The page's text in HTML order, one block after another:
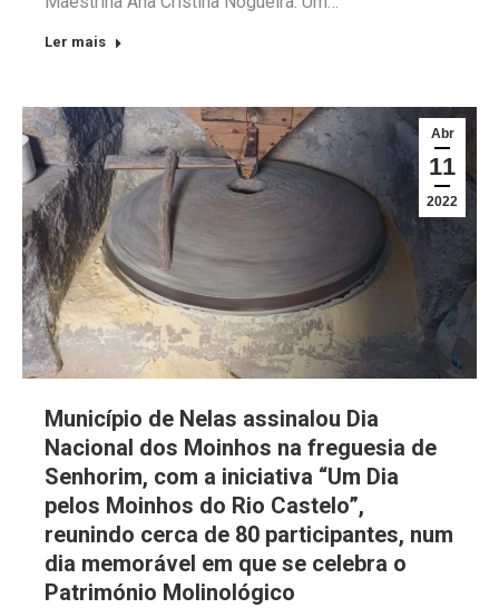
Ler mais
Abr
11
2022
Município de Nelas assinalou Dia
Nacional dos Moinhos na freguesia de
Senhorim, com a iniciativa “Um Dia
pelos Moinhos do Rio Castelo”,
reunindo cerca de 80 participantes, num
dia memorável em que se celebra o
Património Molinológico